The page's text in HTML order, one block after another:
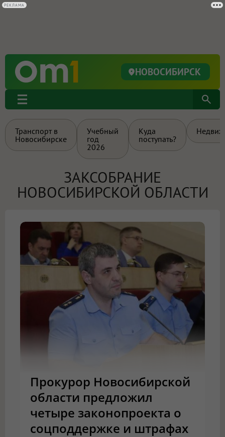
НОВОСИБИРСК
Транспорт в
Новосибирске
Учебный
год
2026
Куда
поступать?
ЗАКСОБРАНИЕ
НОВОСИБИРСКОЙ ОБЛАСТИ
Прокурор Новосибирской
области предложил
четыре законопроекта о
соцподдержке и штрафах
РЕКЛАМА